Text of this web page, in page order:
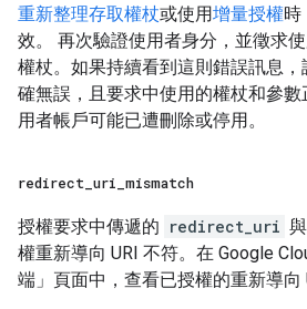
重新整理存取權杖或使用增量授權時
效。 再次驗證使用者身分，並徵求
權杖。如果持續看到這則錯誤訊息
確無誤，且要求中使用的權杖和參
用者帳戶可能已遭刪除或停用。
redirect uri mismatch
授權要求中傳遞的 redirect_uri
權重新導向 URI 不符。在 Google
端」頁面中，查看已授權的重新導向